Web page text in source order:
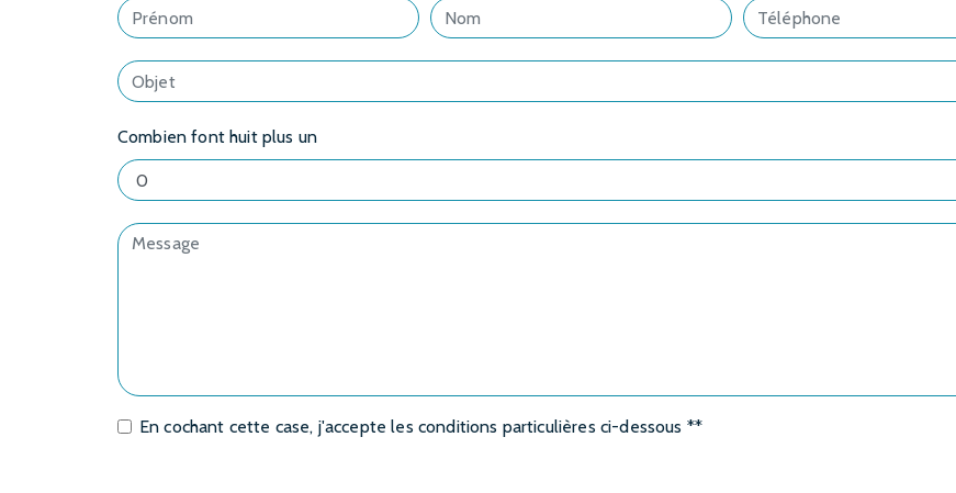
Combien font huit plus un
En cochant cette case, j'accepte les conditions particulières ci-dessous **